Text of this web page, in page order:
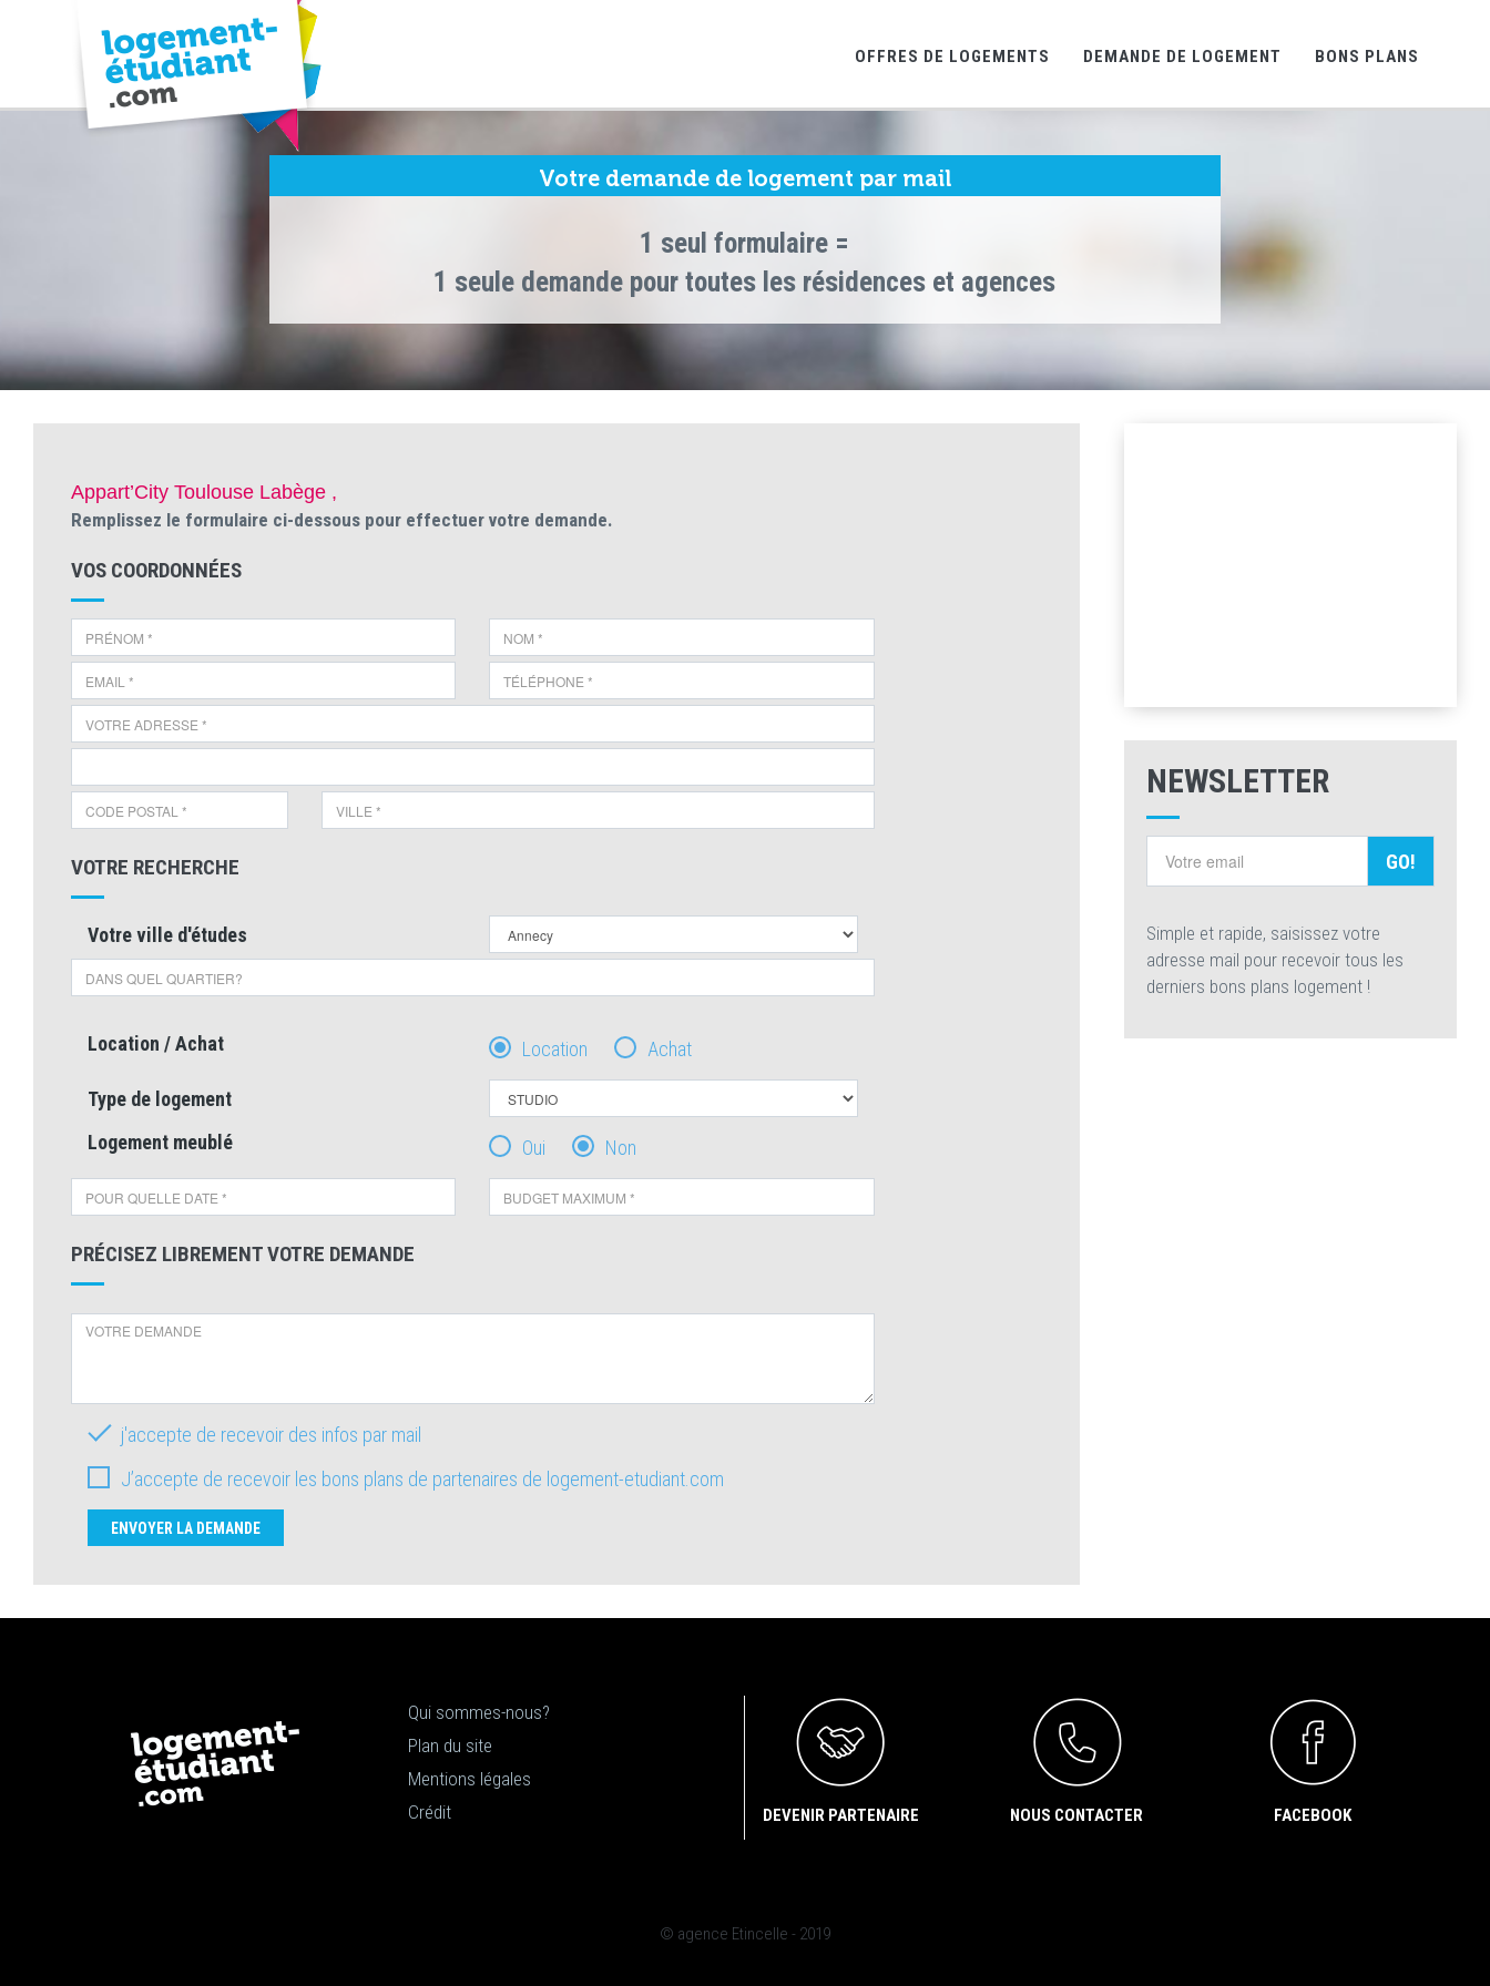
OFFRES DE LOGEMENTS DEMANDE DE LOGEMENT BONS PLANS
Votre demande de logement par mail
1 seul formulaire =
1 seule demande pour toutes les résidences et agences
NEWSLETTER
GO!
Simple et rapide, saisissez votre
adresse mail pour recevoir tous les
derniers bons plans logement !
Appart’City Toulouse Labège ,
Remplissez le formulaire ci-dessous pour effectuer votre demande.
VOS COORDONNÉES
VOTRE RECHERCHE
Votre ville d'études
Location / Achat Location Achat
Type de logement
Logement meublé
Oui Non
PRÉCISEZ LIBREMENT VOTRE DEMANDE
j'accepte de recevoir des infos par mail
J’accepte de recevoir les bons plans de partenaires de logement-etudiant.com
ENVOYER LA DEMANDE
Qui sommes-nous?
Plan du site
Mentions légales
Crédit
DEVENIR PARTENAIRE NOUS CONTACTER FACEBOOK
© agence Etincelle - 2019